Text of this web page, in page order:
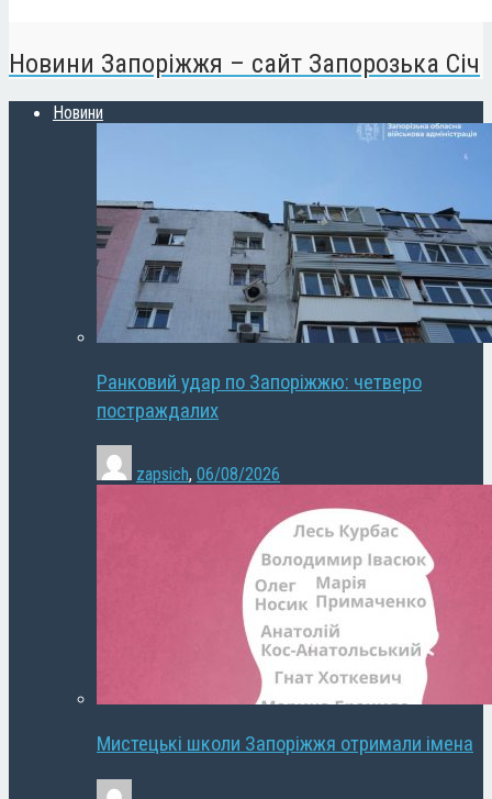
Новини Запоріжжя – сайт Запорозька Січ
Новини
Ранковий удар по Запоріжжю: четверо
постраждалих
zapsich, 06/08/2026
Мистецькі школи Запоріжжя отримали імена